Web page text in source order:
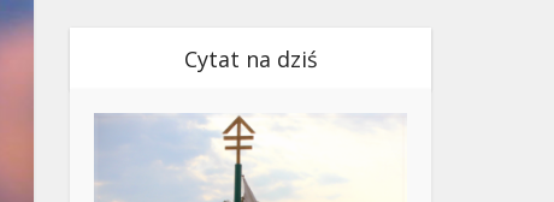
Cytat na dziś